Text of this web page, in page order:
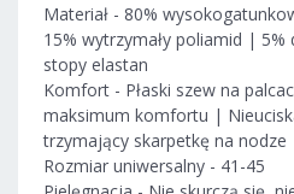
Materiał - 80%
15% wytrzymały poliamid |
stopy elastan
Komfort - Płaski szew na
maksimum komfortu |
trzymający skarpetkę na nodze
Rozmiar uniwersalny - 41-45